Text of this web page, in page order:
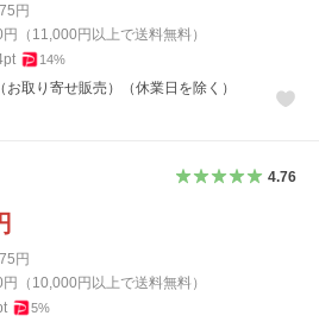
円
円 （ 11,000円以上で送料無料）
pt 14%
取り寄せ販売）（休業日を除く）
4.76
円
円 （ 10,000円以上で送料無料）
5%